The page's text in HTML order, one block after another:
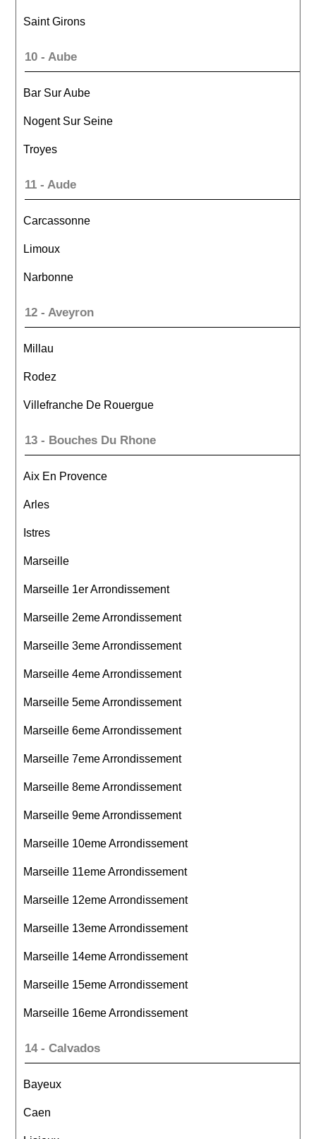
Saint Girons
10 - Aube
Bar Sur Aube
Nogent Sur Seine
Troyes
11 - Aude
Carcassonne
Limoux
Narbonne
12 - Aveyron
Millau
Rodez
Villefranche De Rouergue
13 - Bouches Du Rhone
Aix En Provence
Arles
Istres
Marseille
Marseille 1er Arrondissement
Marseille 2eme Arrondissement
Marseille 3eme Arrondissement
Marseille 4eme Arrondissement
Marseille 5eme Arrondissement
Marseille 6eme Arrondissement
Marseille 7eme Arrondissement
Marseille 8eme Arrondissement
Marseille 9eme Arrondissement
Marseille 10eme Arrondissement
Marseille 11eme Arrondissement
Marseille 12eme Arrondissement
Marseille 13eme Arrondissement
Marseille 14eme Arrondissement
Marseille 15eme Arrondissement
Marseille 16eme Arrondissement
14 - Calvados
Bayeux
Caen